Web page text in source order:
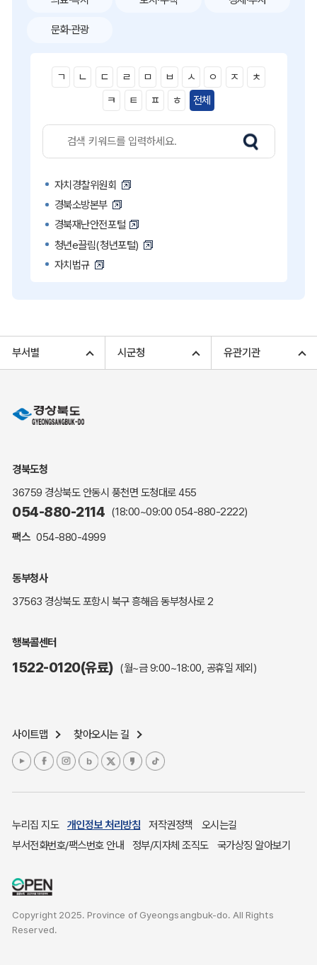
ㄱ ㄴ ㄷ ㄹ ㅁ ㅂ ㅅ ㅇ ㅈ
ㅊ
ㅋ
ㅌ ㅍ ㅎ 전체
자치경찰위원회
경북소방본부
경북재난안전포털
청년e끌림(청년포털)
자치법규
고향사랑기부 아너스 클럽
민원상담
민원안내
해명·설명자료
자주하는 질문
복지신문고
세입세출예산서
업무추진비 공개
주민참여예산제도
여성복지
장애인 복지시책
귀농귀촌종합지원센터
부동산중개보수 안내
문화·관광
부서별 시군청 유관기관
경북도청
36759 경상북도 안동시 풍천면 도청대로 455
054-880-2114 (18:00~09:00 054-880-2222)
팩스 054-880-4999
동부청사
37563 경상북도 포항시 북구 흥해읍 동부청사로 2
행복콜센터
1522-0120(유료) (월~금 9:00~18:00, 공휴일 제외)
사이트맵 찾아오시는 길
누리집 지도 개인정보 처리방침 저작권정책
오시는길
부서전화번호/팩스번호 안내
정부/지자체 조직도 국가상징 알아보기
Copyright 2025. Province of Gyeongsangbuk-do. All Rights
Reserved.